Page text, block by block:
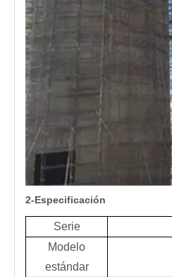
2-Especificación
Serie
Modelo
estándar